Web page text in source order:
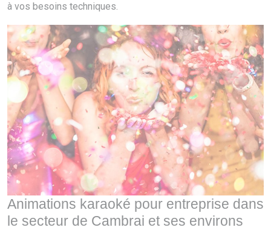
à vos besoins techniques.
Animations karaoké pour entreprise dans
le secteur de Cambrai et ses environs